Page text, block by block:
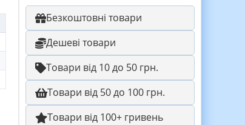
Безкоштовні товари
Дешеві товари
Товари від 10 до 50 грн.
Товари від 50 до 100 грн.
Товари від 100+ гривень